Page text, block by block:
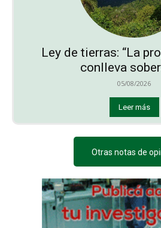
Ley de tierras: “La
conlleva
05/08/2026
Leer más
Otras notas de